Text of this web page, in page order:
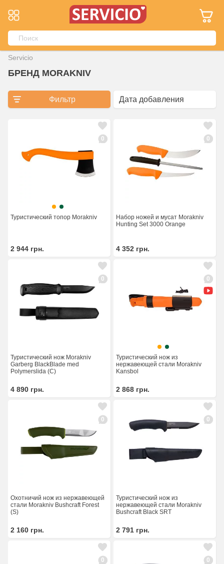
Servicio
БРЕНД MORAKNIV
Фильтр
0
Туристический топор Morakniv
2 944 грн.
0
Набор ножей и мусат Morakniv
Hunting Set 3000 Orange
4 352 грн.
0
Туристический нож Morakniv
Garberg BlackBlade med
Polymerslida (C)
4 890 грн.
0
Туристический нож из
нержавеющей стали Morakniv
Kansbol
2 868 грн.
0
Охотничий нож из нержавеющей
стали Morakniv Bushcraft Forest
(S)
2 160 грн.
0
Туристический нож из
нержавеющей стали Morakniv
Bushcraft Black SRT
2 791 грн.
0 0